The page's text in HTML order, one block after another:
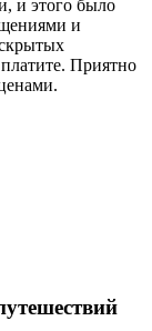
и этого было
и
Приятно